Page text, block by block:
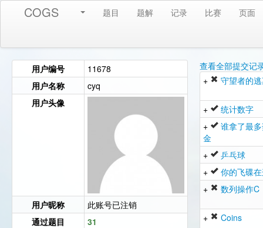
COGS 题目 题解 记录 比赛 页面
用户编号
11678
用户名称
cyq
用户头像
用户昵称
此账号已注销
通过题目
31
查看全部提交记
+
守望者的
+
统计数字
+
谁拿了最
金
+
乒乓球
+
你的飞碟
+
数列操作C
+ Coins